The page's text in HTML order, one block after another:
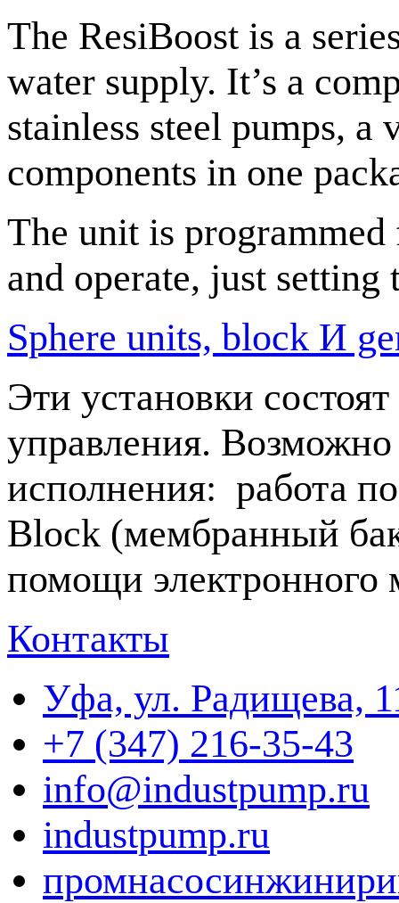
The ResiBoost is a
water supply. It’s a
stainless steel pumps, a
components in one
The unit is programmed
and operate, just
Sphere units, block И
Эти установки
управления.
исполнения: работа
Block (мембранный
помощи электронного
Контакты
Уфа, ул. Радищева,
+7 (347) 216-35-43
info@industpump.ru
industpump.ru